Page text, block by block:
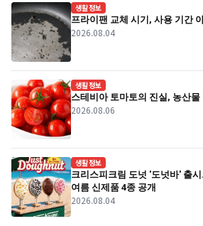
생활정보
프라이팬 교체 시기, 사용 기간
2026.08.04
생활정보
스테비아 토마토의 진실, 농산
2026.08.06
생활정보
크리스피크림 도넛 '도넛바' 출
여름 신제품 4종 공개
2026.08.04